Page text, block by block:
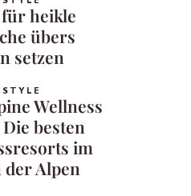
für heikle
übers
setzen
Wellness
besten
im
der Alpen